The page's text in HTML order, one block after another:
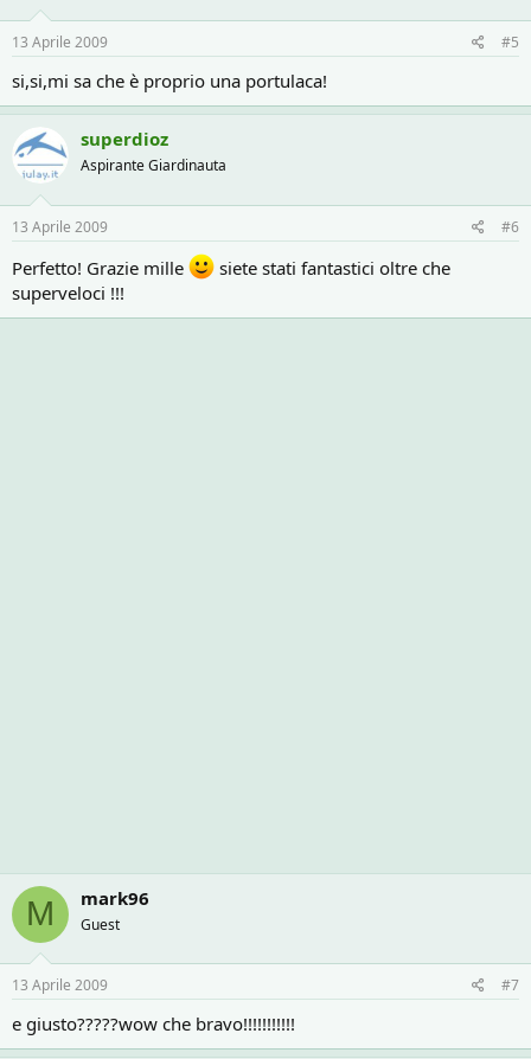
13 Aprile 2009 #5
si,si,mi sa che è proprio una portulaca!
superdioz
Aspirante Giardinauta
13 Aprile 2009 #6
Perfetto! Grazie mille
siete stati fantastici oltre che
superveloci !!!
M mark96
Guest
13 Aprile 2009 #7
e giusto?????wow che bravo!!!!!!!!!!!